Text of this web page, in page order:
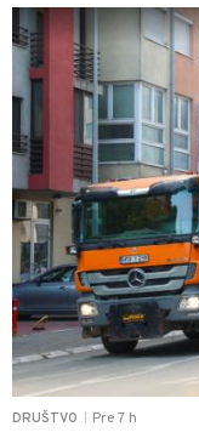
DRUŠTVO Pre 7 h